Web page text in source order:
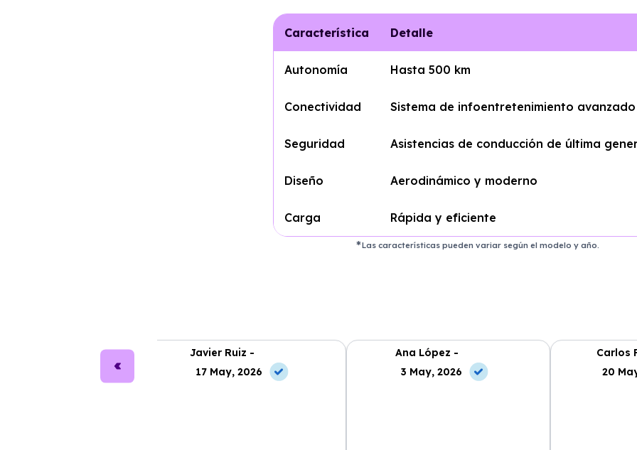
Característica Detalle
Autonomía Hasta 500 km
Conectividad Sistema de infoentretenimiento avanzado
Seguridad Asistencias de conducción de última
Diseño Aerodinámico y moderno
Carga Rápida y eficiente
Las características pueden variar según el modelo y año.
Javier Ruiz -
17 May, 2026
Ana López -
3 May, 2026
Carlos
20